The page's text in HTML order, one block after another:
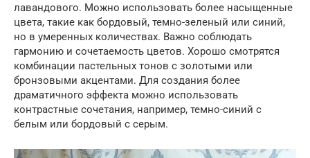
лавандового. Можно использовать более насыщенные
цвета, такие как бордовый, темно-зеленый или синий,
но в умеренных количествах. Важно соблюдать
гармонию и сочетаемость цветов. Хорошо смотрятся
комбинации пастельных тонов с золотыми или
бронзовыми акцентами. Для создания более
драматичного эффекта можно использовать
контрастные сочетания, например, темно-синий с
белым или бордовый с серым.